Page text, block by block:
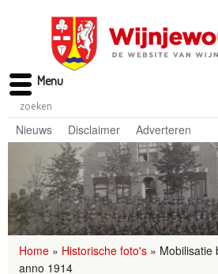
Nieuws Disclaimer Adverteren
Home » Historische foto's » Mobilisatie
anno 1914
Menu